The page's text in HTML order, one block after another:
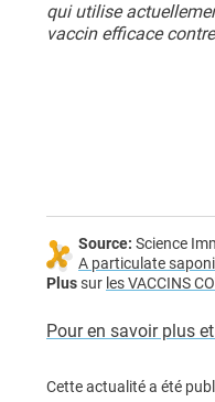
qui utilise
vaccin efficace
Source: Science
A particulate
Plussur les VACCINS
Pour en savoir plus
Cette actualité a été